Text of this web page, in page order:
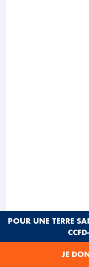
Repas partagé à
ou sucré ,couverts
Dans et autour de la
POUR UNE TERRE
JE